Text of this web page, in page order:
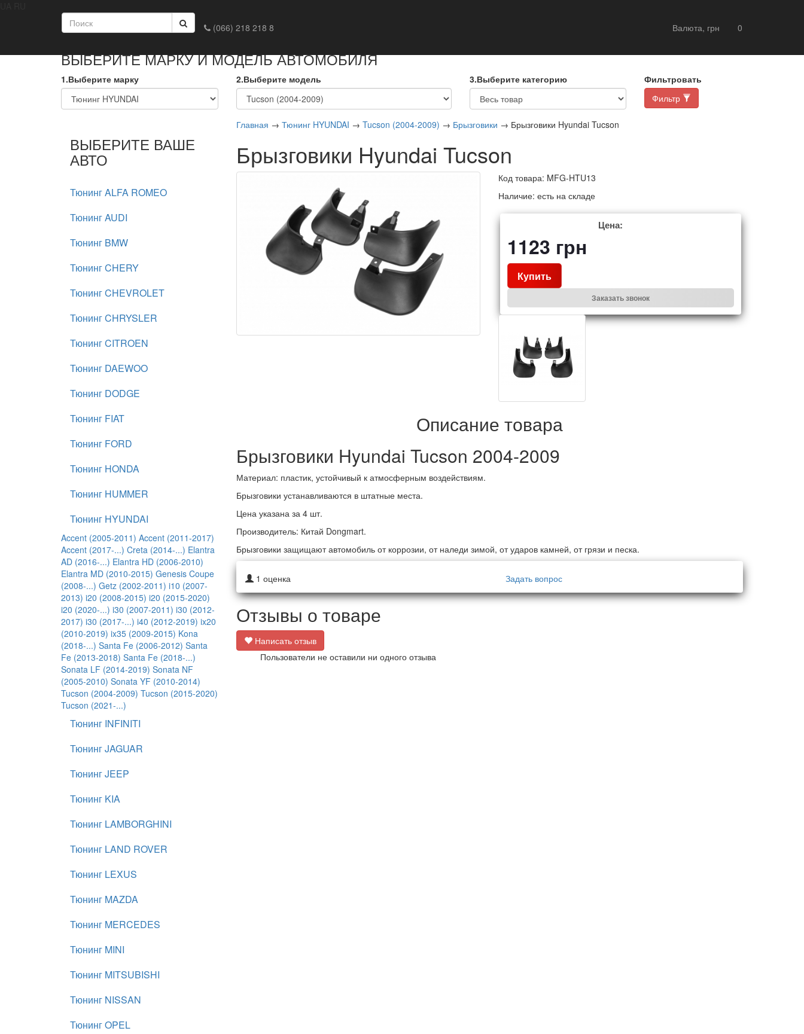
(066) 218 218 8
Валюта, грн 0
Доставка и оплата Обмен и возврат Контакты
ВЫБЕРИТЕ МАРКУ И МОДЕЛЬ АВТОМОБИЛЯ
1.Выберите марку 2.Выберите модель 3.Выберите категорию
Фильтровать
Фильтр
ВЫБЕРИТЕ ВАШЕ
АВТО
Тюнинг ALFA ROMEO
Тюнинг AUDI
Тюнинг BMW
Тюнинг CHERY
Тюнинг CHEVROLET
Тюнинг CHRYSLER
Тюнинг CITROEN
Тюнинг DAEWOO
Тюнинг DODGE
Тюнинг FIAT
Тюнинг FORD
Тюнинг HONDA
Тюнинг HUMMER
Тюнинг HYUNDAI
Accent (2005-2011) Accent (2011-2017)
Accent (2017-...) Creta (2014-...) Elantra
AD (2016-...) Elantra HD (2006-2010)
Elantra MD (2010-2015) Genesis Coupe
(2008-...) Getz (2002-2011) i10 (2007-
2013) i20 (2008-2015) i20 (2015-2020)
i20 (2020-...) i30 (2007-2011) i30 (2012-
2017) i30 (2017-...) i40 (2012-2019) ix20
(2010-2019) ix35 (2009-2015) Kona
(2018-...) Santa Fe (2006-2012) Santa
Fe (2013-2018) Santa Fe (2018-...)
Sonata LF (2014-2019) Sonata NF
(2005-2010) Sonata YF (2010-2014)
Tucson (2004-2009) Tucson (2015-2020)
Tucson (2021-...)
Тюнинг INFINITI
Тюнинг JAGUAR
Тюнинг JEEP
Тюнинг KIA
Тюнинг LAMBORGHINI
Тюнинг LAND ROVER
Тюнинг LEXUS
Тюнинг MAZDA
Тюнинг MERCEDES
Тюнинг MINI
Тюнинг MITSUBISHI
Тюнинг NISSAN
Тюнинг OPEL
Главная → Тюнинг HYUNDAI → Tucson (2004-2009) → Брызговики → Брызговики Hyundai Tucson
Брызговики Hyundai Tucson
Код товара: MFG-HTU13
Наличие:есть на складе
Цена:
1123 грн
Купить
Заказать звонок
Описание товара
Брызговики Hyundai Tucson 2004-2009
Материал: пластик, устойчивый к атмосферным воздействиям.
Брызговики устанавливаются в штатные места.
Цена указана за 4 шт.
Производитель: Китай Dongmart.
Брызговики защищают автомобиль от коррозии, от наледи зимой, от ударов камней, от грязи и песка.
1 оценка Задать вопрос
Отзывы о товаре
Написать отзыв
Пользователи не оставили ни одного отзыва